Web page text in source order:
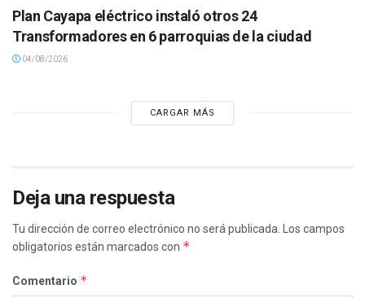
Plan Cayapa eléctrico instaló otros 24
Transformadores en 6 parroquias de la ciudad
04/08/2026
CARGAR MÁS
Deja una respuesta
Tu dirección de correo electrónico no será publicada.
Los campos
obligatorios están marcados con *
Comentario *